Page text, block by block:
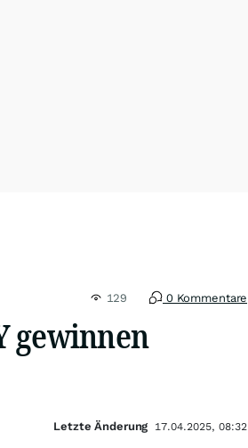
129 0 Kommentare
gewinnen
Letzte Änderung 17.04.2025, 08:32